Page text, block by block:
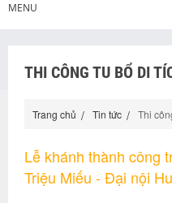
MENU
THI CÔNG TU BỔ DI
Trang chủ Tin tức Thi
Lễ khánh thành công
Triệu Miếu - Đại nội